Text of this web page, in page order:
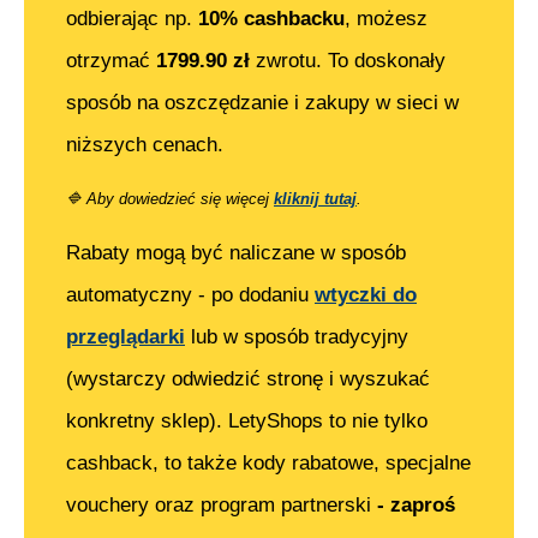
odbierając np. 10% cashbacku, możesz
otrzymać 1799.90 zł zwrotu. To doskonały
sposób na oszczędzanie i zakupy w sieci w
niższych cenach.
🔷 Aby dowiedzieć się więcej kliknij tutaj.
Rabaty mogą być naliczane w sposób
automatyczny - po dodaniu wtyczki do
przeglądarki lub w sposób tradycyjny
(wystarczy odwiedzić stronę i wyszukać
konkretny sklep). LetyShops to nie tylko
cashback, to także kody rabatowe, specjalne
vouchery oraz program partnerski - zaproś